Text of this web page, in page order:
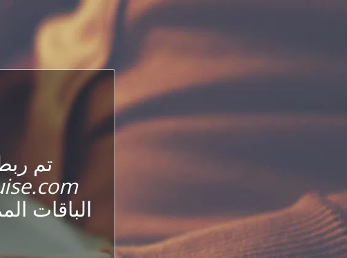
تم
الباقات